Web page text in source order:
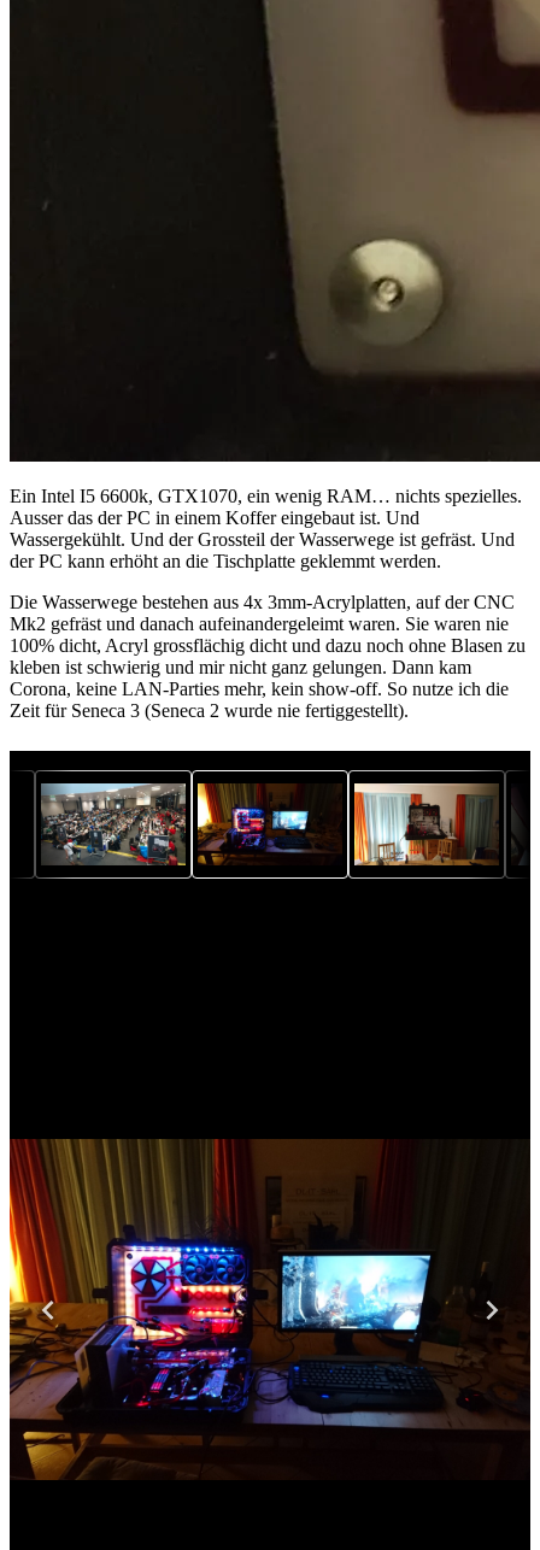
Ein Intel I5 6600k, GTX1070, ein wenig RAM… nichts spezielles.
Ausser das der PC in einem Koffer eingebaut ist. Und
Wassergekühlt. Und der Grossteil der Wasserwege ist gefräst. Und
der PC kann erhöht an die Tischplatte geklemmt werden.
Die Wasserwege bestehen aus 4x 3mm-Acrylplatten, auf der CNC
Mk2 gefräst und danach aufeinandergeleimt waren. Sie waren nie
100% dicht, Acryl grossflächig dicht und dazu noch ohne Blasen zu
kleben ist schwierig und mir nicht ganz gelungen. Dann kam
Corona, keine LAN-Parties mehr, kein show-off. So nutze ich die
Zeit für Seneca 3 (Seneca 2 wurde nie fertiggestellt).